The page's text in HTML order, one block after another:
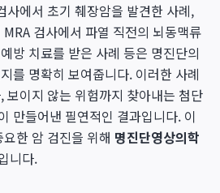
사에서 초기 췌장암을 발견한 사례,
검사에서 파열 직전의 뇌동맥류
방 치료를 받은 사례 등은 명진단의
를 명확히 보여줍니다. 이러한 사례
보이지 않는 위험까지 찾아내는 첨단
만들어낸 필연적인 결과입니다. 이
한 암 검진을 위해 명진단영상의학
니다.